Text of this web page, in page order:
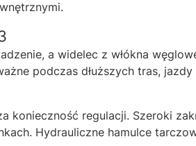
a widelec z włókna
podczas dłuższych tras,
konieczność regulacji. Szeroki
Hydrauliczne hamulce